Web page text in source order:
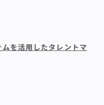
を活用したタレントマ